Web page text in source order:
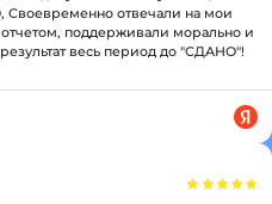
отвечали на мои
поддерживали морально и
весь период до "СДАНО"!